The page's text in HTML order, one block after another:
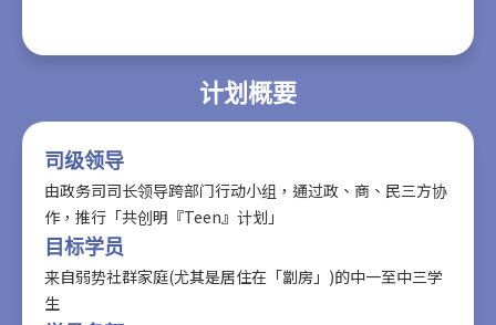
计划概要
司级领导
由政务司司长领导跨部门行动小组，通过政、商、民三方协
作，推行「共创明『Teen』计划」
目标学员
来自弱势社群家庭(尤其是居住在「劏房」)的中一至中三学
生